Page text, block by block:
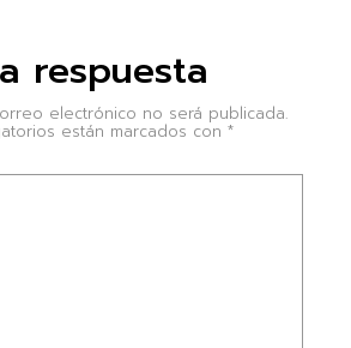
respuesta
electrónico no será publicada.
están marcados con*